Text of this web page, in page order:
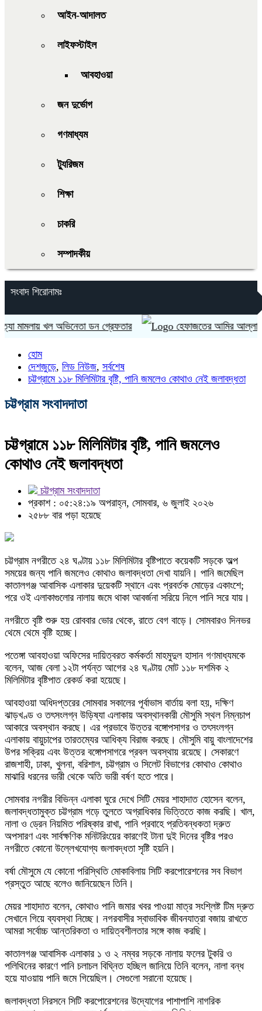
আইন-আদালত
লাইফস্টাইল
আবহাওয়া
জন দুর্ভোগ
গণমাধ্যম
ট্যুরিজম
শিক্ষা
চাকরি
সম্পাদকীয়
সংবাদ শিরোনামঃ
খল অভিনেতা ডন গ্রেফতার হেফাজতের আমির আল্লামা শাহ
হোম
দেশজুড়ে, লিড নিউজ, সর্বশেষ
চট্টগ্রামে ১১৮ মিলিমিটার বৃষ্টি, পানি জমলেও কোথাও নেই জলাবদ্ধতা
চট্টগ্রাম সংবাদদাতা
চট্টগ্রামে ১১৮ মিলিমিটার বৃষ্টি, পানি জমলেও
কোথাও নেই জলাবদ্ধতা
চট্টগ্রাম সংবাদদাতা
প্রকাশ : ০৫:২৪:১৯ অপরাহ্ন, সোমবার, ৬ জুলাই ২০২৬
২৫৮৮ বার পড়া হয়েছে
চট্টগ্রাম নগরীতে ২৪ ঘণ্টায় ১১৮ মিলিমিটার বৃষ্টিপাতে কয়েকটি সড়কে অল্প
সময়ের জন্য পানি জমলেও কোথাও জলাবদ্ধতা দেখা যায়নি। পানি জমেছিল
কাতালগঞ্জ আবাসিক এলাকার দুয়েকটি স্থানে এবং প্রবর্তক মোড়ের একাংশে;
পরে ওই এলাকাগুলোর নালায় জমে থাকা আবর্জনা সরিয়ে নিলে পানি সরে যায়।
নগরীতে বৃষ্টি শুরু হয় রোববার ভোর থেকে, রাতে বেগ বাড়ে। সোমবারও দিনভর
থেমে থেমে বৃষ্টি হচ্ছে।
পতেঙ্গা আবহাওয়া অফিসের দায়িত্বরত কর্মকর্তা মাহমুদুল হাসান গণমাধ্যমকে
বলেন, আজ বেলা ১২টা পর্যন্ত আগের ২৪ ঘণ্টায় মোট ১১৮ দশমিক ২
মিলিমিটার বৃষ্টিপাত রেকর্ড করা হয়েছে।
আবহাওয়া অধিদপ্তরের সোমবার সকালের পূর্বাভাস বার্তায় বলা হয়, দক্ষিণ
ঝাড়খণ্ড ও তৎসংলগ্ন উড়িষ্যা এলাকায় অবস্থানকারী মৌসুমি স্থল নিম্নচাপ
আকারে অবস্থান করছে। এর প্রভাবে উত্তর বঙ্গোপসাগর ও তৎসংলগ্ন
এলাকায় বায়ুচাপের তারতম্যের আধিক্য বিরাজ করছে। মৌসুমি বায়ু বাংলাদেশের
উপর সক্রিয় এবং উত্তর বঙ্গোপসাগরে প্রবল অবস্থায় রয়েছে। সেকারণে
রাজশাহী, ঢাকা, খুলনা, বরিশাল, চট্টগ্রাম ও সিলেট বিভাগের কোথাও কোথাও
মাঝারি ধরনের ভারী থেকে অতি ভারী বর্ষণ হতে পারে।
সোমবার নগরীর বিভিন্ন এলাকা ঘুরে দেখে সিটি মেয়র শাহাদাত হোসেন বলেন,
জলাবদ্ধতামুক্ত চট্টগ্রাম গড়ে তুলতে অগ্রাধিকার ভিত্তিতে কাজ করছি। খাল,
নালা ও ড্রেন নিয়মিত পরিষ্কার রাখা, পানি প্রবাহে প্রতিবন্ধকতা দ্রুত
অপসারণ এবং সার্বক্ষণিক মনিটরিংয়ের কারণেই টানা দুই দিনের বৃষ্টির পরও
নগরীতে কোনো উল্লেখযোগ্য জলাবদ্ধতা সৃষ্টি হয়নি।
বর্ষা মৌসুমে যে কোনো পরিস্থিতি মোকাবিলায় সিটি করপোরেশনের সব বিভাগ
প্রস্তুত আছে বলেও জানিয়েছেন তিনি।
মেয়র শাহাদাত বলেন, কোথাও পানি জমার খবর পাওয়া মাত্র সংশ্লিষ্ট টিম দ্রুত
সেখানে গিয়ে ব্যবস্থা নিচ্ছে। নগরবাসীর স্বাভাবিক জীবনযাত্রা বজায় রাখতে
আমরা সর্বোচ্চ আন্তরিকতা ও দায়িত্বশীলতার সঙ্গে কাজ করছি।
কাতালগঞ্জ আবাসিক এলাকার ১ ও ২ নম্বর সড়কে নালায় ফলের টুকরি ও
পলিথিনের কারণে পানি চলাচল বিঘ্নিত হচ্ছিল জানিয়ে তিনি বলেন, নালা বন্ধ
হয়ে যাওয়ায় পানি জমে গিয়েছিল। সেগুলো সরানো হয়েছে।
জলাবদ্ধতা নিরসনে সিটি করপোরেশনের উদ্যোগের পাশাপাশি নাগরিক